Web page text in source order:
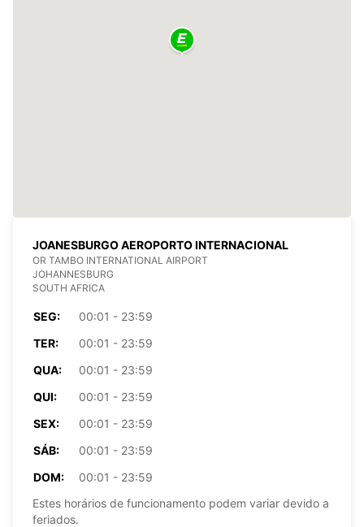
JOANESBURGO AEROPORTO INTERNACIONAL
OR TAMBO INTERNATIONAL AIRPORT
JOHANNESBURG
SOUTH AFRICA
SEG:
00:01 - 23:59
TER:
00:01 - 23:59
QUA:
00:01 - 23:59
QUI:
00:01 - 23:59
SEX:
00:01 - 23:59
SÁB:
00:01 - 23:59
DOM:
00:01 - 23:59
Estes horários de funcionamento podem variar devido a
feriados.